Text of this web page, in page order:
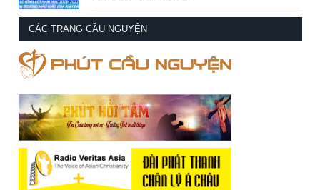
CÁC TRANG CẦU NGUYỆN